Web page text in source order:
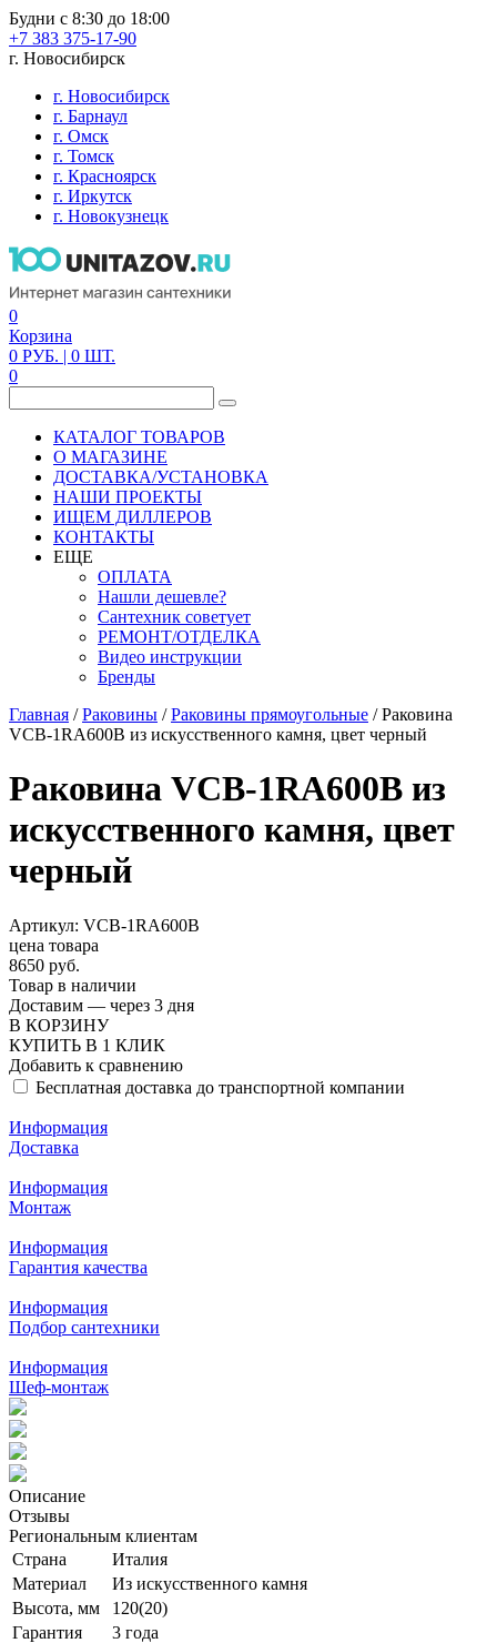
Будни с 8:30 до 18:00
+7 383 375-17-90
г. Новосибирск
г. Новосибирск
г. Барнаул
г. Омск
г. Томск
г. Красноярск
г. Иркутск
г. Новокузнецк
0
Корзина
0 РУБ. | 0 ШТ.
0
КАТАЛОГ ТОВАРОВ
О МАГАЗИНЕ
ДОСТАВКА/УСТАНОВКА
НАШИ ПРОЕКТЫ
ИЩЕМ ДИЛЛЕРОВ
КОНТАКТЫ
ЕЩЕ
ОПЛАТА
Нашли дешевле?
Сантехник советует
РЕМОНТ/ОТДЕЛКА
Видео инструкции
Бренды
Главная /Раковины /Раковины прямоугольные /Раковина
VCB-1RA600B из искусственного камня, цвет черный
Раковина VCB-1RA600B из
искусственного камня, цвет
черный
Артикул: VCB-1RA600B
цена товара
8650 руб.
Товар в наличии
Доставим — через 3 дня
В КОРЗИНУ
КУПИТЬ В 1 КЛИК
Добавить к сравнению
Бесплатная доставка до транспортной компании
Информация
Доставка
Информация
Монтаж
Информация
Гарантия качества
Информация
Подбор сантехники
Информация
Шеф-монтаж
Описание
Отзывы
Региональным клиентам
Страна
Италия
Материал
Из искусственного камня
Высота, мм
120(20)
Гарантия
3 года